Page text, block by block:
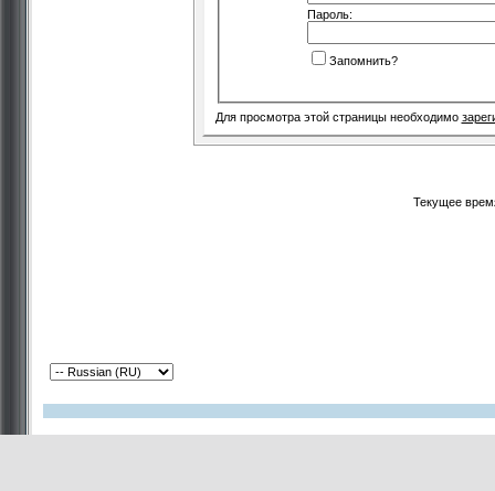
Пароль:
Запомнить?
Для просмотра этой страницы необходимо
Текущее